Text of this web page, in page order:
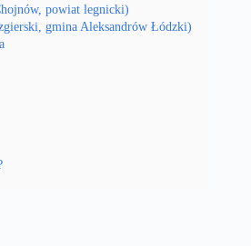
powiat legnicki)
gmina Aleksandrów Łódzki)